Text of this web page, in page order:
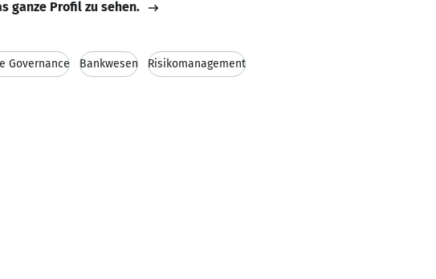
ganze Profil zu sehen.
Governance Bankwesen Risikomanagement